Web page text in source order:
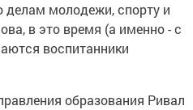
делам молодежи, спорту и
в это время (а именно - с
воспитанники
образования Ривал